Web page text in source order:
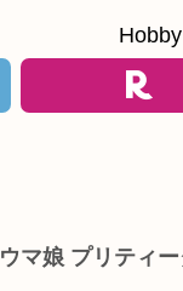
ウマ娘 プリティ